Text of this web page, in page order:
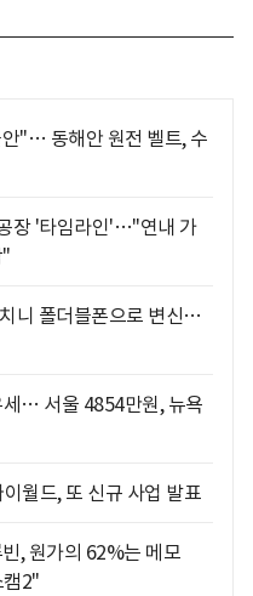
"… 동해안 원전 벨트, 수
장 '타임라인'…"연내 가
니 폴더블폰으로 변신…
… 서울 4854만원, 뉴욕
월드, 또 신규 사업 발표
, 원가의 62%는 메모
2"